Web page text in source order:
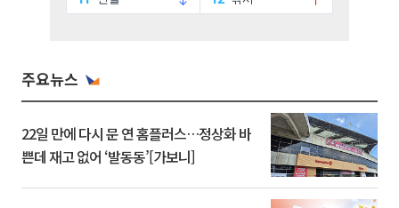
주요뉴스
22일 만에 다시 문 연 홈플러스…정상화 바
쁜데 재고 없어 ‘발동동’[가보니]